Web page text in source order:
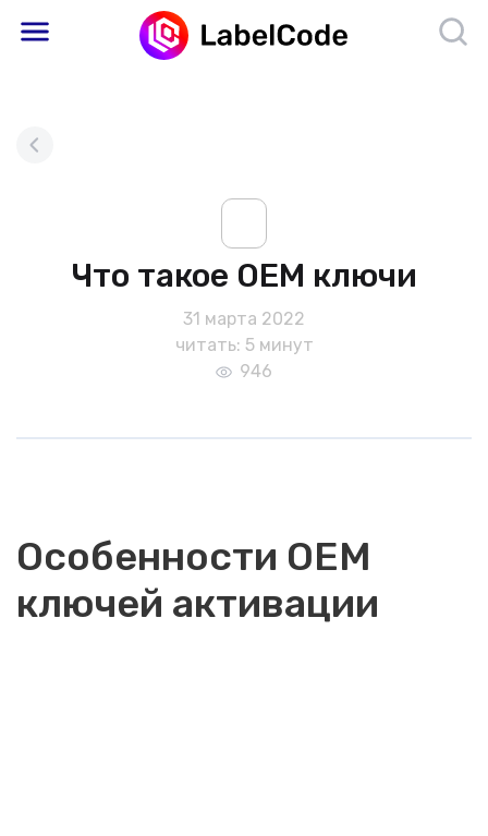
Что такое OEM ключи
31 марта 2022
читать: 5 минут
946
Особенности OEM
ключей активации